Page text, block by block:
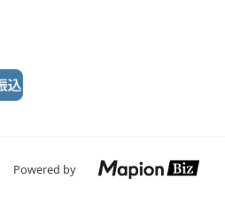
Powered by